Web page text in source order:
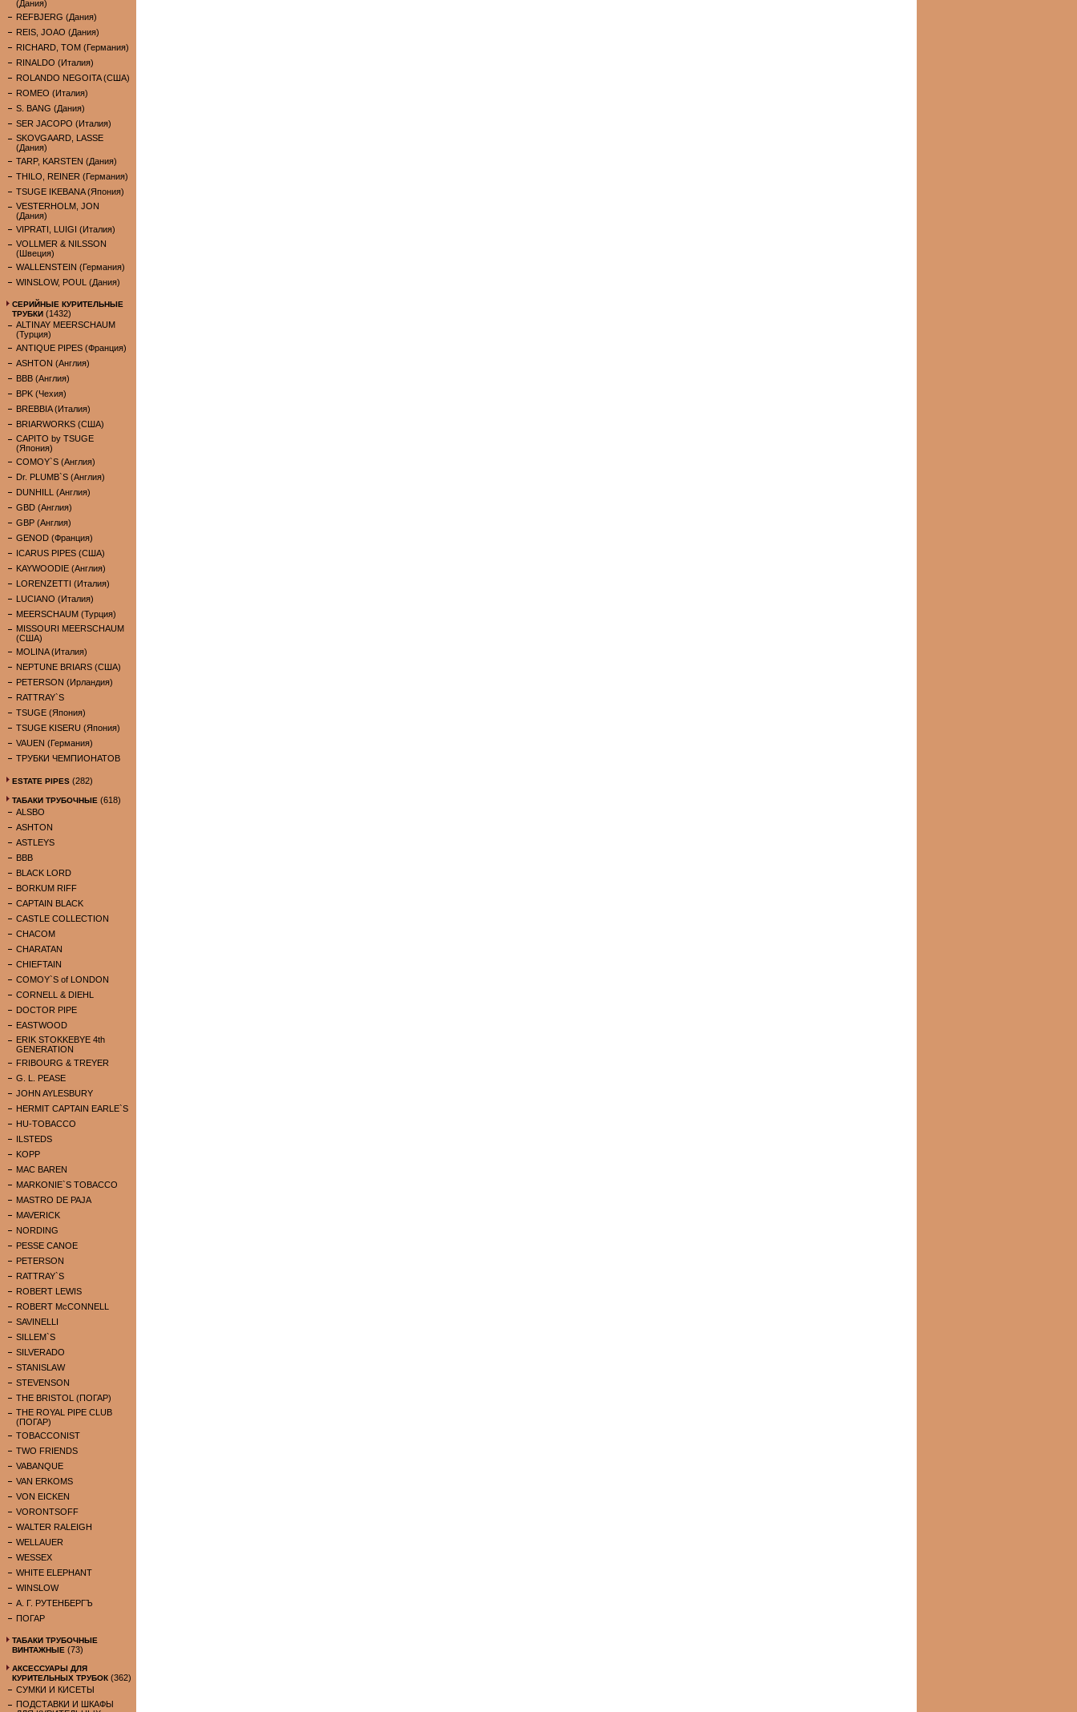
(Дания)
REFBJERG (Дания)
REIS, JOAO (Дания)
RICHARD, TOM (Германия)
RINALDO (Италия)
ROLANDO NEGOITA (США)
ROMEO (Италия)
S. BANG (Дания)
SER JACOPO (Италия)
SKOVGAARD, LASSE
(Дания)
TARP, KARSTEN (Дания)
THILO, REINER (Германия)
TSUGE IKEBANA (Япония)
VESTERHOLM, JON
(Дания)
VIPRATI, LUIGI (Италия)
VOLLMER & NILSSON
(Швеция)
WALLENSTEIN (Германия)
WINSLOW, POUL (Дания)
СЕРИЙНЫЕ КУРИТЕЛЬНЫЕ
ТРУБКИ (1432)
ALTINAY MEERSCHAUM
(Турция)
ANTIQUE PIPES (Франция)
ASHTON (Англия)
BBB (Англия)
BPK (Чехия)
BREBBIA (Италия)
BRIARWORKS (США)
CAPITO by TSUGE
(Япония)
COMOY`S (Англия)
Dr. PLUMB`S (Англия)
DUNHILL (Англия)
GBD (Англия)
GBP (Англия)
GENOD (Франция)
ICARUS PIPES (США)
KAYWOODIE (Англия)
LORENZETTI (Италия)
LUCIANO (Италия)
MEERSCHAUM (Турция)
MISSOURI MEERSCHAUM
(США)
MOLINA (Италия)
NEPTUNE BRIARS (США)
PETERSON (Ирландия)
RATTRAY`S
TSUGE (Япония)
TSUGE KISERU (Япония)
VAUEN (Германия)
ТРУБКИ ЧЕМПИОНАТОВ
ESTATE PIPES (282)
ТАБАКИ ТРУБОЧНЫЕ (618)
ALSBO
ASHTON
ASTLEYS
BBB
BLACK LORD
BORKUM RIFF
CAPTAIN BLACK
CASTLE COLLECTION
CHACOM
CHARATAN
CHIEFTAIN
COMOY`S of LONDON
CORNELL & DIEHL
DOCTOR PIPE
EASTWOOD
ERIK STOKKEBYE 4th
GENERATION
FRIBOURG & TREYER
G. L. PEASE
JOHN AYLESBURY
HERMIT CAPTAIN EARLE`S
HU-TOBACCO
ILSTEDS
KOPP
MAC BAREN
MARKONIE`S TOBACCO
MASTRO DE PAJA
MAVERICK
NORDING
PESSE CANOE
PETERSON
RATTRAY`S
ROBERT LEWIS
ROBERT McCONNELL
SAVINELLI
SILLEM`S
SILVERADO
STANISLAW
STEVENSON
THE BRISTOL (ПОГАР)
THE ROYAL PIPE CLUB
(ПОГАР)
TOBACCONIST
TWO FRIENDS
VABANQUE
VAN ERKOMS
VON EICKEN
VORONTSOFF
WALTER RALEIGH
WELLAUER
WESSEX
WHITE ELEPHANT
WINSLOW
А. Г. РУТЕНБЕРГЪ
ПОГАР
ТАБАКИ ТРУБОЧНЫЕ
ВИНТАЖНЫЕ (73)
АКСЕССУАРЫ ДЛЯ
КУРИТЕЛЬНЫХ ТРУБОК (362)
СУМКИ И КИСЕТЫ
ПОДСТАВКИ И ШКАФЫ